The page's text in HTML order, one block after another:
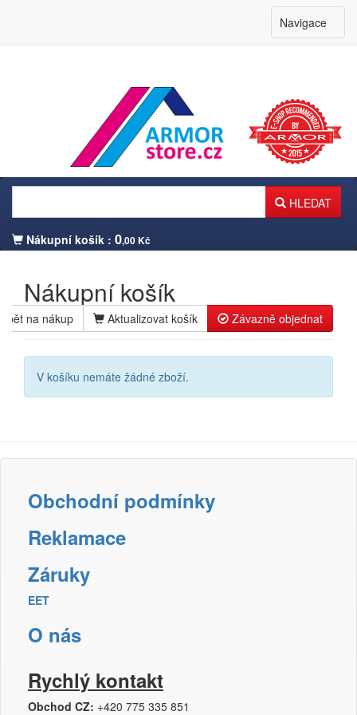
Navigace
HLEDAT
Nákupní košík : 0,00 Kč
Nákupní košík
na nákup Aktualizovat košík Závazně objednat
V košíku nemáte žádné zboží.
Obchodní podmínky
Reklamace
Záruky
EET
O nás
Rychlý kontakt
Obchod CZ: +420 775 335 851